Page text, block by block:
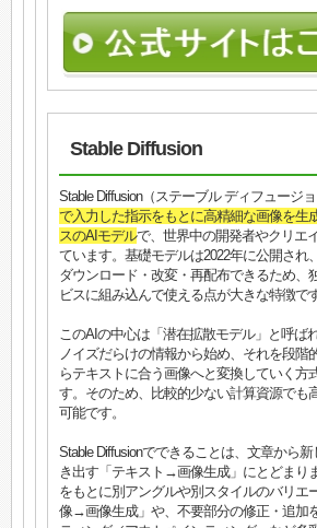
Stable Diffusion
Stable Diffusion（ステーブル ディフュージョ
で入力した指示をもとに高精細な画像を生
スのAIモデルで、世界中の開発者やクリエ
ています。基礎モデルは2022年に公開され
ダウンロード・改変・再配布できるため、
ビスに組み込んで使える点が大きな特徴です
このAIの中心は「潜在拡散モデル」と呼ば
ノイズだらけの情報から始め、それを段階
らテキストに合う画像へと変換していく方
す。そのため、比較的少ない計算資源でも
可能です。
Stable Diffusionでできることは、文章から
き出す「テキスト→画像生成」にとどまり
をもとに別アングルや別スタイルのバリエ
像→画像生成」や、不要部分の修正・追加